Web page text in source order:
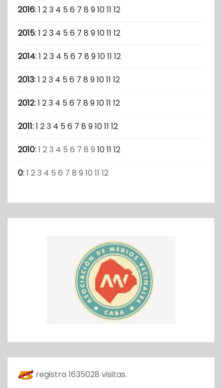
2016:1 23 4 56 7 8 91011 12
2015:1 23 4 56 7 8 91011 12
2014:1 23 4 56 7 8 91011 12
2013:1 23 4 56 7 8 91011 12
2012:1 23 4 56 7 8 91011 12
2011:1 23 4 56 7 8 91011 12
2010:1 23 4 5 6 7 8 9 1011 12
0:1 23 4 5 6 7 8 9 10 11 12
registra 1635028 visitas.